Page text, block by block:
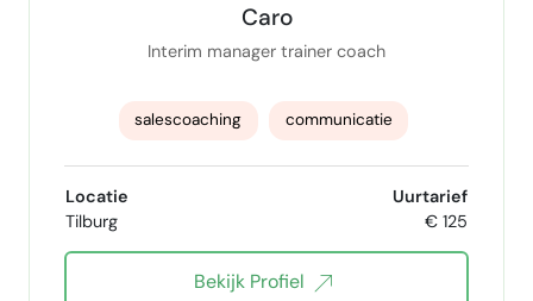
Caro
Interim manager trainer coach
salescoaching communicatie
Locatie
Tilburg
Uurtarief
€ 125
Bekijk Profiel